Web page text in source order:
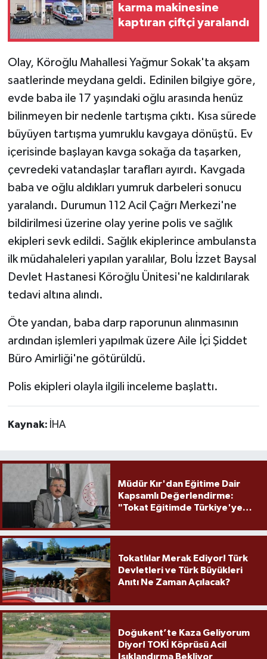
karma makinesine
kaptıran çiftçi yaralandı
Olay, Köroğlu Mahallesi Yağmur Sokak'ta akşam
saatlerinde meydana geldi. Edinilen bilgiye göre,
evde baba ile 17 yaşındaki oğlu arasında henüz
bilinmeyen bir nedenle tartışma çıktı. Kısa sürede
büyüyen tartışma yumruklu kavgaya dönüştü. Ev
içerisinde başlayan kavga sokağa da taşarken,
çevredeki vatandaşlar tarafları ayırdı. Kavgada
baba ve oğlu aldıkları yumruk darbeleri sonucu
yaralandı. Durumun 112 Acil Çağrı Merkezi'ne
bildirilmesi üzerine olay yerine polis ve sağlık
ekipleri sevk edildi. Sağlık ekiplerince ambulansta
ilk müdahaleleri yapılan yaralılar, Bolu İzzet Baysal
Devlet Hastanesi Köroğlu Ünitesi'ne kaldırılarak
tedavi altına alındı.
Öte yandan, baba darp raporunun alınmasının
ardından işlemleri yapılmak üzere Aile İçi Şiddet
Büro Amirliği'ne götürüldü.
Polis ekipleri olayla ilgili inceleme başlattı.
Kaynak: İHA
Müdür Kır'dan Eğitime Dair
Kapsamlı Değerlendirme:
"Tokat Eğitimde Türkiye'ye
Tokatlılar Merak Ediyor! Türk
Devletleri ve Türk Büyükleri
Anıtı Ne Zaman Açılacak?
Doğukent’te Kaza Geliyorum
Diyor! TOKİ Köprüsü Acil
Işıklandırma Bekliyor